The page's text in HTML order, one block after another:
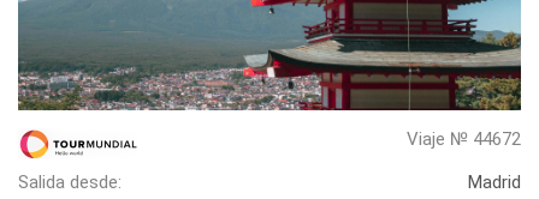
Viaje № 44672
Salida desde:
Madrid